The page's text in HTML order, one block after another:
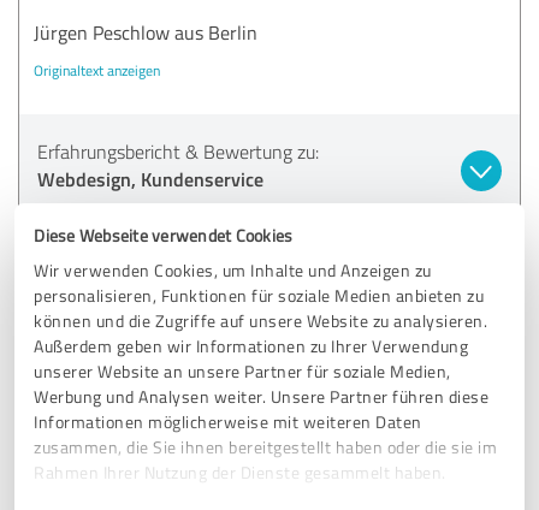
Diese Webseite verwendet Cookies
Wir verwenden Cookies, um Inhalte und Anzeigen zu
personalisieren, Funktionen für soziale Medien anbieten zu
können und die Zugriffe auf unsere Website zu analysieren.
Außerdem geben wir Informationen zu Ihrer Verwendung
unserer Website an unsere Partner für soziale Medien,
Werbung und Analysen weiter. Unsere Partner führen diese
Informationen möglicherweise mit weiteren Daten
zusammen, die Sie ihnen bereitgestellt haben oder die sie im
Rahmen Ihrer Nutzung der Dienste gesammelt haben.
Jürgen Peschlow aus Berlin
Originaltext anzeigen
Erfahrungsbericht & Bewertung zu:
Webdesign, Kundenservice
04.07.2019 Jürgen Peschlow aus B.
5,00 von 5
SEHR GUT Empfehlung
Mein angefangenes Website-Projekt wurde sehr
professionell fertig gestellt.